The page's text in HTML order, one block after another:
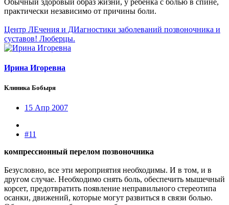
практически независимо от причины боли.
Центр ЛЕчения и ДИагностики заболеваний позвоночника и
суставов! Люберцы.
Ирина Игоревна
Клиника Бобыря
15 Апр 2007
#11
компрессионный перелом позвоночника
Безусловно, все эти мероприятия необходимы. И в том, и в
другом случае. Необходимо снять боль, обеспечить мышечный
корсет, предотвратить появление неправильного стереотипа
осанки, движений, которые могут развиться в связи болью.